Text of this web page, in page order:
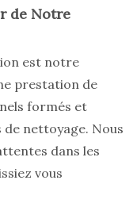
de Notre
est notre
prestation de
formés et
nettoyage. Nous
dans les
vous